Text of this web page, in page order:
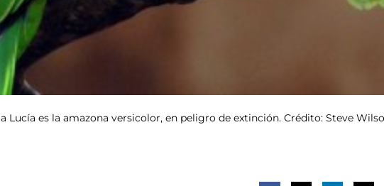
Lucía es la amazona versicolor, en peligro de extinción. Crédito: Steve